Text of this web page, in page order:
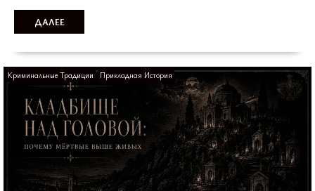
ДАЛЕЕ
Криминальные Традиции Прикладная История